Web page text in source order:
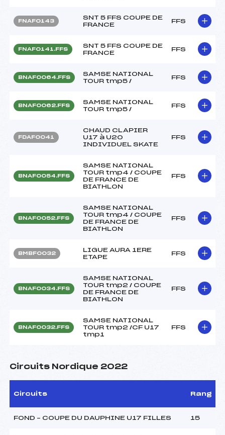
FNAF0143
SNT 5 FFS COUPE DE
FRANCE
FFS
FNAF0141.FFS
SNT 5 FFS COUPE DE
FRANCE
FFS
BNAF0064.FFS
SAMSE NATIONAL
TOUR tmp5 /
FFS
BNAF0062.FFS
SAMSE NATIONAL
TOUR tmp5 /
FFS
FDAF0041
CHAUD CLAPIER
U17 à U20
INDIVIDUEL SKATE
FFS
BNAF0054.FFS
SAMSE NATIONAL
TOUR tmp4 / COUPE
DE FRANCE DE
BIATHLON
FFS
BNAF0052.FFS
SAMSE NATIONAL
TOUR tmp4 / COUPE
DE FRANCE DE
BIATHLON
FFS
BMBF0032
LIGUE AURA 1ERE
ETAPE
FFS
BNAF0034.FFS
SAMSE NATIONAL
TOUR tmp2 / COUPE
DE FRANCE DE
BIATHLON
FFS
BNAF0032.FFS
SAMSE NATIONAL
TOUR tmp2 /CF U17
tmp1
FFS
Circuits Nordique 2022
Circuits Rang
FOND – COUPE DU DAUPHINE U17 FILLES 15